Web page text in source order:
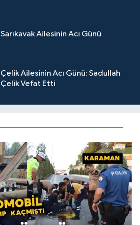
Sarıkavak Ailesinin Acı Günü
Çelik Ailesinin Acı Günü: Sadullah
Çelik Vefat Etti